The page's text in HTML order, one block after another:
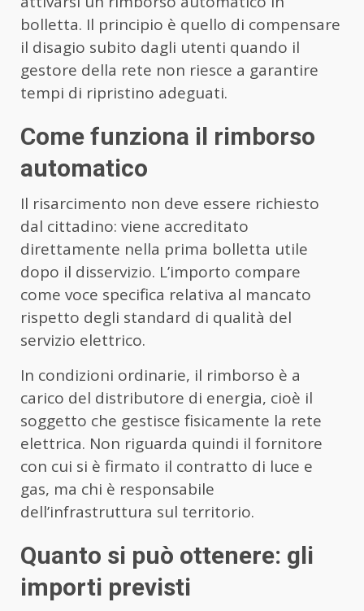
bolletta. Il principio è quello di compensare
il disagio subito dagli utenti quando il
gestore della rete non riesce a garantire
tempi di ripristino adeguati.
Come funziona il rimborso
automatico
Il risarcimento non deve essere richiesto
dal cittadino: viene accreditato
direttamente nella prima bolletta utile
dopo il disservizio. L’importo compare
come voce specifica relativa al mancato
rispetto degli standard di qualità del
servizio elettrico.
In condizioni ordinarie, il rimborso è a
carico del distributore di energia, cioè il
soggetto che gestisce fisicamente la rete
elettrica. Non riguarda quindi il fornitore
con cui si è firmato il contratto di luce e
gas, ma chi è responsabile
dell’infrastruttura sul territorio.
Quanto si può ottenere: gli
importi previsti